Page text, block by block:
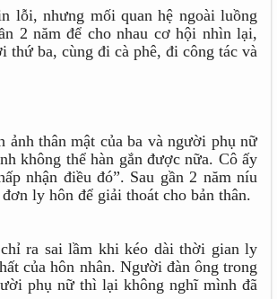
lỗi, nhưng mối quan hệ ngoài luồng
2 năm để cho nhau cơ hội nhìn lại,
ba, cùng đi cà phê, đi công tác và
thân mật của ba và người phụ nữ
không thể hàn gắn được nữa. Cô ấy
nhận điều đó”. Sau gần 2 năm níu
ly hôn để giải thoát cho bản thân.
ra sai lầm khi kéo dài thời gian ly
của hôn nhân. Người đàn ông trong
phụ nữ thì lại không nghĩ mình đã